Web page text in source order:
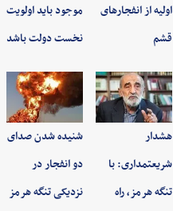
اولیه از انفجارهای
قشم
موجود باید اولویت
نخست دولت باشد
هشدار
شریعتمداری: با
تنگه هرمز، راه
شنیده شدن صدای
دو انفجار در
نزدیکی تنگه هرمز